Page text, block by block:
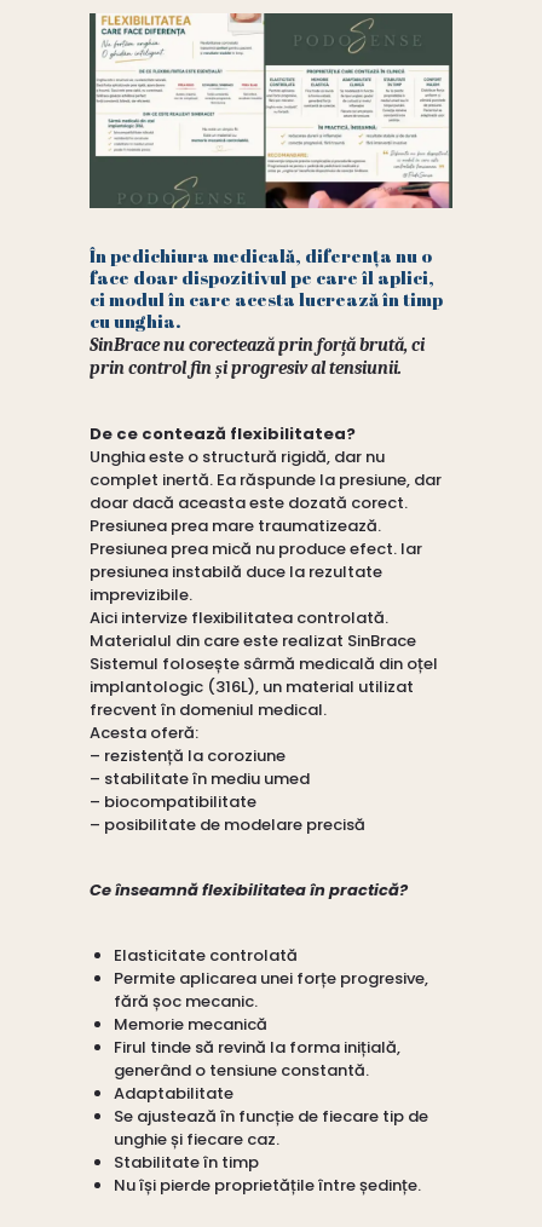
În pedichiura medicală, diferența nu o
face doar dispozitivul pe care îl aplici,
ci modul în care acesta lucrează în timp
cu unghia.
SinBrace nu corectează prin forță brută, ci
prin control fin și progresiv al tensiunii.
De ce contează flexibilitatea?
Unghia este o structură rigidă, dar nu
complet inertă. Ea răspunde la presiune, dar
doar dacă aceasta este dozată corect.
Presiunea prea mare traumatizează.
Presiunea prea mică nu produce efect. Iar
presiunea instabilă duce la rezultate
imprevizibile.
Aici intervize flexibilitatea controlată.
Materialul din care este realizat SinBrace
Sistemul folosește sârmă medicală din oțel
implantologic (316L), un material utilizat
frecvent în domeniul medical.
Acesta oferă:
– rezistență la coroziune
– stabilitate în mediu umed
– biocompatibilitate
– posibilitate de modelare precisă
Ce înseamnă flexibilitatea în practică?
Elasticitate controlată
Permite aplicarea unei forțe progresive,
fără șoc mecanic.
Memorie mecanică
Firul tinde să revină la forma inițială,
generând o tensiune constantă.
Adaptabilitate
Se ajustează în funcție de fiecare tip de
unghie și fiecare caz.
Stabilitate în timp
Nu își pierde proprietățile între ședințe.